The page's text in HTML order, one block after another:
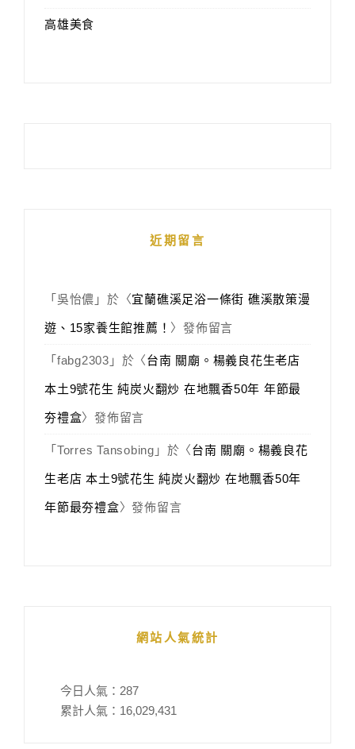
高雄美食
近期留言
「 吳怡儂 」於〈宜蘭礁溪足浴一條街 礁溪散策漫
遊、15家養生館推薦！ 〉發佈留言
「 fabg2303 」於〈台南 關廟。楊義良花生老店
本土9號花生 純炭火翻炒 在地飄香50年 年節最
夯禮盒〉發佈留言
「 Torres Tansobing 」於〈台南 關廟。楊義良花
生老店 本土9號花生 純炭火翻炒 在地飄香50年
年節最夯禮盒〉發佈留言
網站人氣統計
今日人氣： 287
累計人氣： 16,029,431